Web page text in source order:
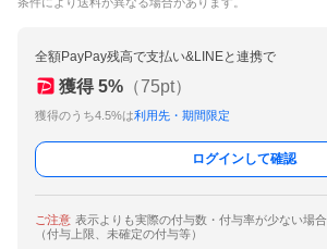
全額PayPay残高で支払い&LINEと連携で
獲得 5% （75pt）
獲得のうち4.5%は利用先・期間限定
ログインして確認
ご注意 表示よりも実際の付与数・付与率が少ない場
（付与上限、未確定の付与等）